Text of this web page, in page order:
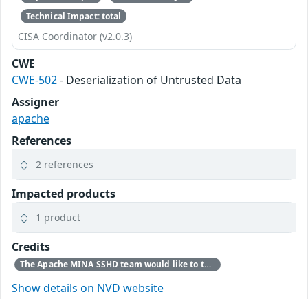
Technical Impact: total
CISA Coordinator (v2.0.3)
CWE
CWE-502- Deserialization of Untrusted Data
Assigner
apache
References
2 references
Impacted products
1 product
Credits
The Apache MINA SSHD team would like to thank Zhang Zewei, NOFOCUS, for reporting this issue.
Show details on NVD website